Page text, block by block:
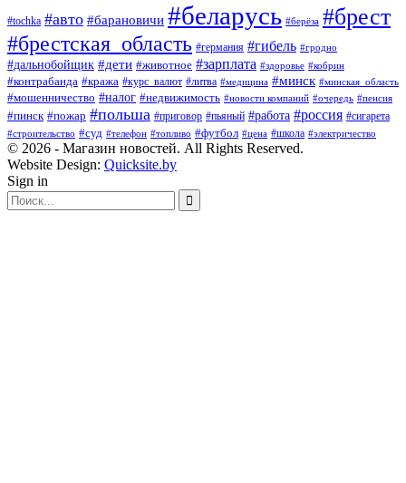
#tochka #авто #барановичи #беларусь #берёза #брест
#брестская_область #германия #гибель #гродно
#дальнобойщик #дети #животное #зарплата #здоровье #кобрин
#контрабанда #кража #курс_валют #литва #медицина #минск #минская_область
#мошенничество #налог #недвижимость #новости компаний #очередь #пенсия
#пинск #пожар #польша #приговор #пьяный #работа #россия #сигарета
#строительство #суд #телефон #топливо #футбол #цена #школа #электричество
© 2026 - Магазин новостей. All Rights Reserved.
Website Design: Quicksite.by
Sign in